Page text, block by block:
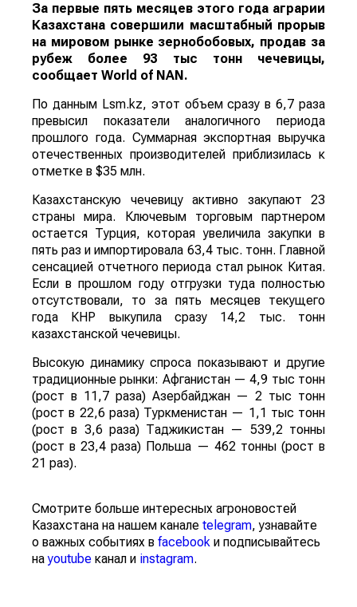
За первые пять месяцев этого года аграрии
Казахстана совершили масштабный прорыв
на мировом рынке зернобобовых, продав за
рубеж более 93 тыс тонн чечевицы,
сообщает World of NAN.
По данным Lsm.kz, этот объем сразу в 6,7 раза
превысил показатели аналогичного периода
прошлого года. Суммарная экспортная выручка
отечественных производителей приблизилась к
отметке в $35 млн.
Казахстанскую чечевицу активно закупают 23
страны мира. Ключевым торговым партнером
остается Турция, которая увеличила закупки в
пять раз и импортировала 63,4 тыс. тонн. Главной
сенсацией отчетного периода стал рынок Китая.
Если в прошлом году отгрузки туда полностью
отсутствовали, то за пять месяцев текущего
года КНР выкупила сразу 14,2 тыс. тонн
казахстанской чечевицы.
Высокую динамику спроса показывают и другие
традиционные рынки: Афганистан — 4,9 тыс тонн
(рост в 11,7 раза) Азербайджан — 2 тыс тонн
(рост в 22,6 раза) Туркменистан — 1,1 тыс тонн
(рост в 3,6 раза) Таджикистан — 539,2 тонны
(рост в 23,4 раза) Польша — 462 тонны (рост в
21 раз).
Смотрите больше интересных агроновостей
Казахстана на нашем канале telegram, узнавайте
о важных событиях в facebook и подписывайтесь
наyoutube канал и instagram.